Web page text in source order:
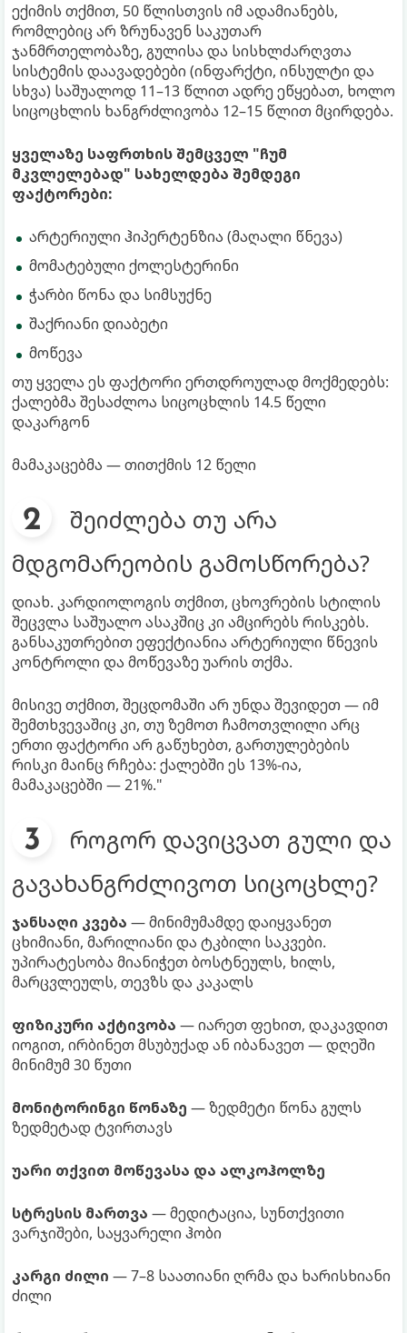
ექიმის თქმით, 50 წლისთვის იმ ადამიანებს,
რომლებიც არ ზრუნავენ საკუთარ
ჯანმრთელობაზე, გულისა და სისხლძარღვთა
სისტემის დაავადებები (ინფარქტი, ინსულტი და
სხვა) საშუალოდ 11–13 წლით ადრე ეწყებათ, ხოლო
სიცოცხლის ხანგრძლივობა 12–15 წლით მცირდება.
ყველაზე საფრთხის შემცველ "ჩუმ
მკვლელებად" სახელდება შემდეგი
ფაქტორები:
არტერიული ჰიპერტენზია (მაღალი წნევა)
მომატებული ქოლესტერინი
ჭარბი წონა და სიმსუქნე
შაქრიანი დიაბეტი
მოწევა
თუ ყველა ეს ფაქტორი ერთდროულად მოქმედებს:
ქალებმა შესაძლოა სიცოცხლის 14.5 წელი
დაკარგონ
მამაკაცებმა — თითქმის 12 წელი
შეიძლება თუ არა
მდგომარეობის გამოსწორება?
დიახ. კარდიოლოგის თქმით, ცხოვრების სტილის
შეცვლა საშუალო ასაკშიც კი ამცირებს რისკებს.
განსაკუთრებით ეფექტიანია არტერიული წნევის
კონტროლი და მოწევაზე უარის თქმა.
მისივე თქმით, შეცდომაში არ უნდა შევიდეთ — იმ
შემთხვევაშიც კი, თუ ზემოთ ჩამოთვლილი არც
ერთი ფაქტორი არ გაწუხებთ, გართულებების
რისკი მაინც რჩება: ქალებში ეს 13%-ია,
მამაკაცებში — 21%."
როგორ დავიცვათ გული და
გავახანგრძლივოთ სიცოცხლე?
ჯანსაღი კვება — მინიმუმამდე დაიყვანეთ
ცხიმიანი, მარილიანი და ტკბილი საკვები.
უპირატესობა მიანიჭეთ ბოსტნეულს, ხილს,
მარცვლეულს, თევზს და კაკალს
ფიზიკური აქტივობა — იარეთ ფეხით, დაკავდით
იოგით, ირბინეთ მსუბუქად ან იბანავეთ — დღეში
მინიმუმ 30 წუთი
მონიტორინგი წონაზე — ზედმეტი წონა გულს
ზედმეტად ტვირთავს
უარი თქვით მოწევასა და ალკოჰოლზე
სტრესის მართვა — მედიტაცია, სუნთქვითი
ვარჯიშები, საყვარელი ჰობი
კარგი ძილი — 7–8 საათიანი ღრმა და ხარისხიანი
ძილი